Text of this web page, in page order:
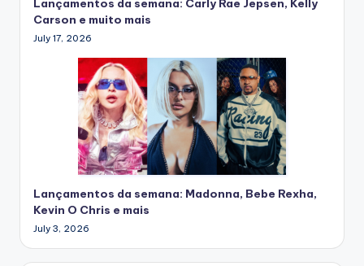
Lançamentos da semana: Carly Rae Jepsen, Kelly
Carson e muito mais
July 17, 2026
Lançamentos da semana: Madonna, Bebe Rexha,
Kevin O Chris e mais
July 3, 2026